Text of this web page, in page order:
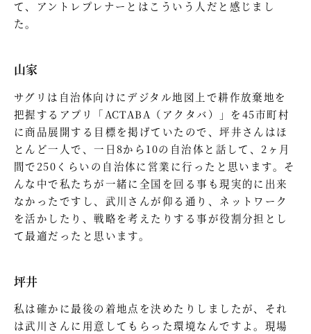
て、アントレプレナーとはこういう人だと感じまし
た。
山家
サグリは自治体向けにデジタル地図上で耕作放棄地を
把握するアプリ「ACTABA（アクタバ）」を45市町村
に商品展開する目標を掲げていたので、坪井さんはほ
とんど一人で、一日8から10の自治体と話して、2ヶ月
間で250くらいの自治体に営業に行ったと思います。そ
んな中で私たちが一緒に全国を回る事も現実的に出来
なかったですし、武川さんが仰る通り、ネットワーク
を活かしたり、戦略を考えたりする事が役割分担とし
て最適だったと思います。
坪井
私は確かに最後の着地点を決めたりしましたが、それ
は武川さんに用意してもらった環境なんですよ。現場